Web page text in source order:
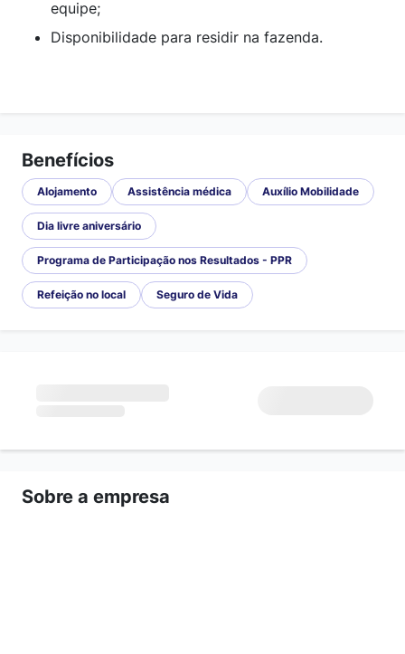
equipe;
Disponibilidade para residir na fazenda.
Benefícios
Alojamento Assistência médica Auxílio Mobilidade
Dia livre aniversário
Programa de Participação nos Resultados - PPR
Refeição no local Seguro de Vida
Sobre a empresa